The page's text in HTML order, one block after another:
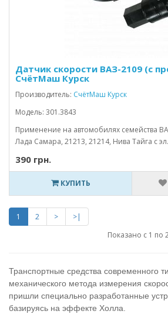
Датчик скорости ВАЗ-2109 (с
СчётМаш Курск
Производитель: СчётМаш Курск
Модель: 301.3843
Применение на автомобилях семейства
Лада Самара, 21213, 21214, Нива Тайга с
390 грн.
КУПИТЬ
1 2 >
>|
Показано с 1 по
Транспортные средства современного
механического метода измерения
пришли специально разработанные
базируясь на эффекте Холла.